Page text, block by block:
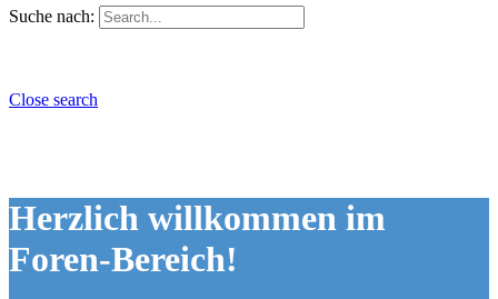
Suche nach:
Close search
Herzlich willkommen im
Foren-Bereich!